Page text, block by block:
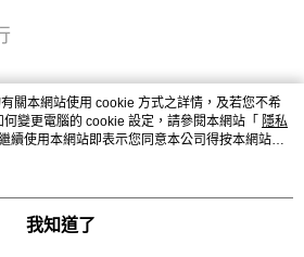
關本網站使用 cookie 方式之詳情，及若您不希
變更電腦的 cookie 設定，請參閱本網站「 隱私
續使用本網站即表示您同意本公司得按本網站使
。
我知道了